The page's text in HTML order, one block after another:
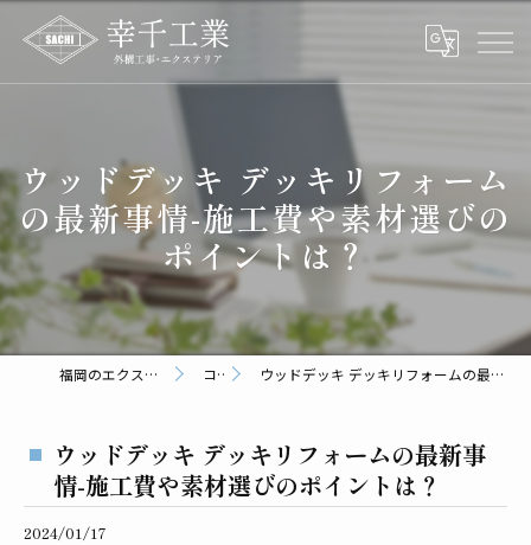
ウッドデッキ デッキリフォーム
の最新事情-施工費や素材選びの
ポイントは？
福岡のエクステリアなら幸千工業 コラム ウッドデッキ デッキリフォームの最新事情-施工費や素材選びのポイントは？
ウッドデッキ デッキリフォームの最新事
情-施工費や素材選びのポイントは？
2024/01/17